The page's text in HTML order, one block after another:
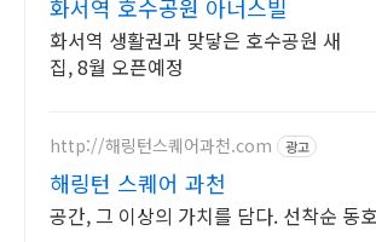
화서역 호수공원 아너스빌
화서역 생활권과 맞닿은 호수공원 새
집, 8월 오픈예정
http://해링턴스퀘어과천.com 광고
해링턴 스퀘어 과천
공간, 그 이상의 가치를 담다. 선착순 동